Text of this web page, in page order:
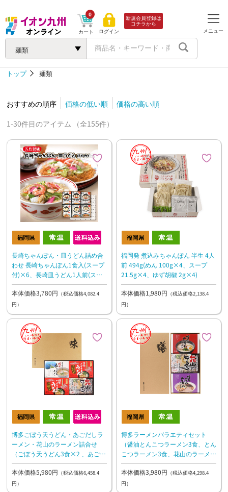
麺類
カート
0
ログイン
新規会員登録は
コチラから
メニュー
トップ 麺類
おすすめの順序 価格の低い順
価格の高い順
1-30件目のアイテム （全155件）
長崎ちゃんぽん・皿うどん詰め合
わせ 長崎ちゃんぽん1食入(スープ
付)×6、長崎皿うどん1人前(スー
プ付)×6
本体価格3,780円 （税込価格4,082.4
円）
福岡発 煮込みちゃんぽん 半生 4人
前 494g(めん 100g×4、スープ
21.5g×4、ゆず胡椒 2g×4)
本体価格1,980円 （税込価格2,138.4
円）
博多ごぼう天うどん・あごだしラ
ーメン・花山のラーメン詰合せ
（ごぼう天うどん3食×2 、あごだ
しラーメン 3食×1、花山のラーメ
ン3食×1）
本体価格5,980円 （税込価格6,458.4
円）
博多ラーメンバラエティセット
（醤油とんこつラーメン3食、とん
こつラーメン3食、花山のラーメン
3食）
本体価格3,980円 （税込価格4,298.4
円）